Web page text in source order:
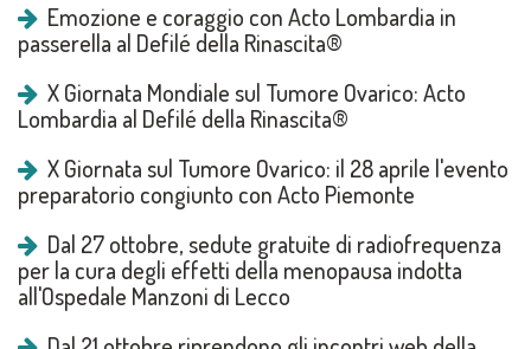
Emozione e coraggio con Acto Lombardia in
passerella al Defilé della Rinascita®
X Giornata Mondiale sul Tumore Ovarico: Acto
Lombardia al Defilé della Rinascita®
X Giornata sul Tumore Ovarico: il 28 aprile l'evento
preparatorio congiunto con Acto Piemonte
Dal 27 ottobre, sedute gratuite di radiofrequenza
per la cura degli effetti della menopausa indotta
all'Ospedale Manzoni di Lecco